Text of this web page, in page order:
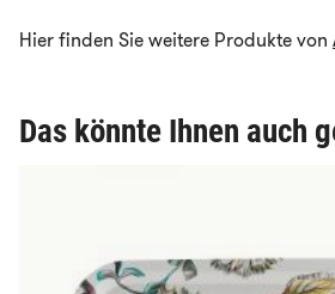
Hier finden Sie weitere Produkte von
Das könnte Ihnen auch